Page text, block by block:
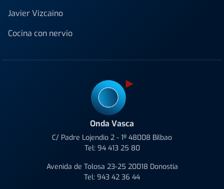
Javier Vizcaino
Cocina con nervio
Onda Vasca
C/ Padre Lojendio 2 - 1º 48008 Bilbao
Tel: 94 413 25 80
Avenida de Tolosa 23-25 20018 Donostia
Tel: 943 42 36 44